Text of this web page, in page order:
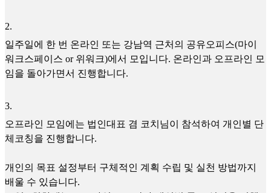
2.
일주일에 한 번 온라인 또는 강남역 근처의 공유오피스(마이
워크스페이스 or 위워크)에서 모입니다. 온라인과 오프라인 모
임을 돌아가면서 진행합니다.
3.
오프라인 모임에는 법인대표 겸 코치님이 참석하여 개인별 단
체코칭을 진행합니다.
개인의 목표 설정부터 구체적인 계획 수립 및 실천 방법까지
배울 수 있습니다.